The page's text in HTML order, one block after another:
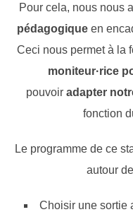
Pour cela, nous nous
pédagogiqueen
Ceci nous permet à la
moniteur·rice
pouvoir adapter
fonction
Le programme de ce
autour
Choisir une sortie